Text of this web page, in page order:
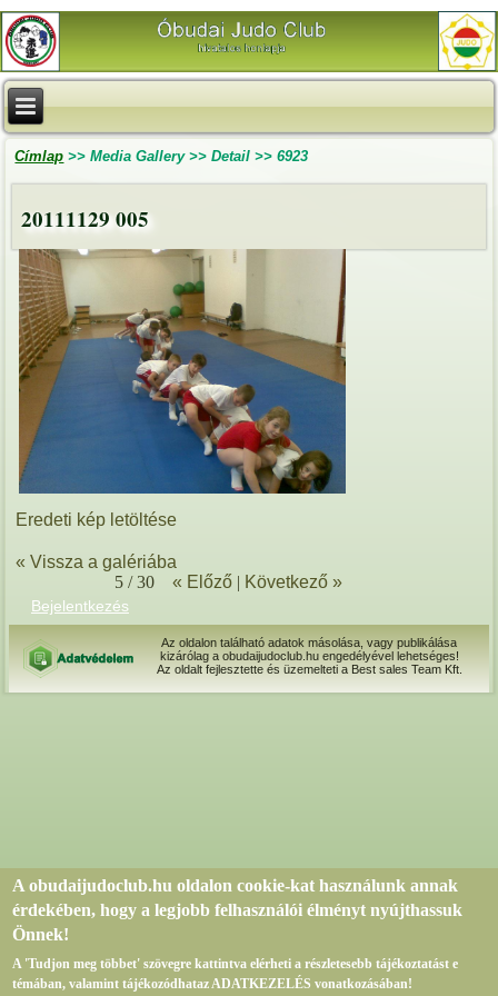
Címlap >>Media Gallery>>Detail >>6923
20111129 005
Eredeti kép letöltése
« Vissza a galériába
5 / 30
« Előző| Következő »
Bejelentkezés
Az oldalon található adatok másolása, vagy publikálása
kizárólag a obudaijudoclub.hu engedélyével lehetséges!
Az oldalt fejlesztette és üzemelteti a Best sales Team Kft.
A obudaijudoclub.hu oldalon cookie-kat használunk annak
érdekében, hogy a legjobb felhasználói élményt nyújthassuk
Önnek!
A 'Tudjon meg többet' szövegre kattintva elérheti a részletesebb tájékoztatást e
témában, valamint tájékozódhataz ADATKEZELÉS vonatkozásában!